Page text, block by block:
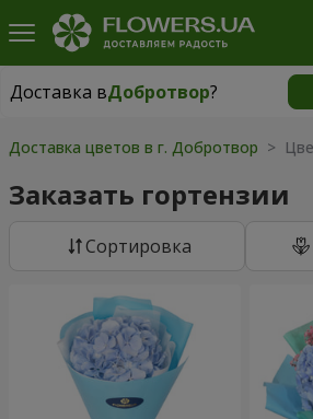
Доставка вДобротвор?
Доставка вДобротвор|
Доставка цветов в г. Добротвор >
Заказать гортензии
Cортировка